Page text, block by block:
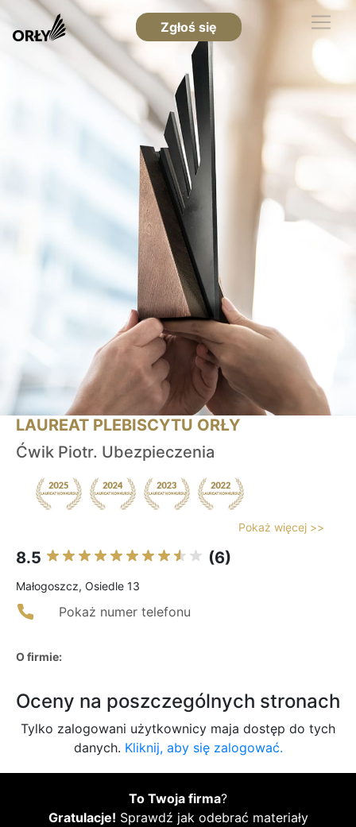
Zgłoś się
LAUREAT PLEBISCYTU ORŁY
Ćwik Piotr. Ubezpieczenia
Pokaż więcej >>
8.5 (6)
Małogoszcz, Osiedle 13
Pokaż numer telefonu
O firmie:
Oceny na poszczególnych stronach
Tylko zalogowani użytkownicy maja dostęp do tych
danych. Kliknij, aby się zalogować.
To Twoja firma?
Gratulacje! Sprawdź jak odebrać materiały